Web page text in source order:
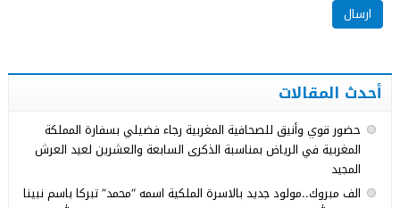
أحدث المقالات
حضور قوي وأنيق للصحافية المغربية رجاء فضيلي بسفارة المملكة
المغربية في الرياض بمناسبة الذكرى السابعة والعشرين لعيد العرش
المجيد
الف مبروك..مولود جديد بالاسرة الملكية اسمه “محمد” تبركا باسم نبينا